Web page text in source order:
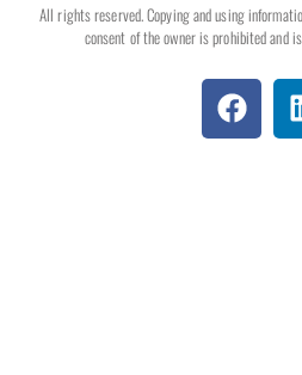
All rights reserved. Copying and using
consent of the owner is prohibited and